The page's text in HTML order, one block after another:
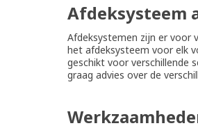
Afdeksysteem
Afdeksystemen zijn er voor
het afdeksysteem voor elk
geschikt voor verschillende
graag advies over de